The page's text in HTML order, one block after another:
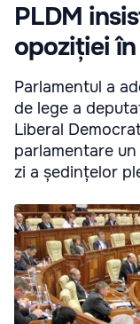
PLDM
opoziției
Parlamentul a
de lege a
Liberal
parlamentare
zi a ședințelor